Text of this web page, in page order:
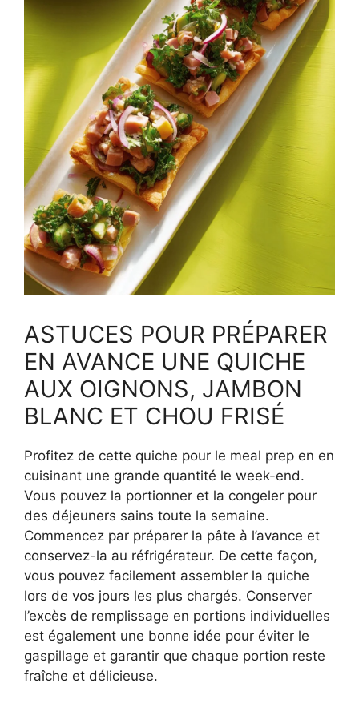
ASTUCES POUR PRÉPARER
EN AVANCE UNE QUICHE
AUX OIGNONS, JAMBON
BLANC ET CHOU FRISÉ
Profitez de cette quiche pour le meal prep en en
cuisinant une grande quantité le week-end.
Vous pouvez la portionner et la congeler pour
des déjeuners sains toute la semaine.
Commencez par préparer la pâte à l’avance et
conservez-la au réfrigérateur. De cette façon,
vous pouvez facilement assembler la quiche
lors de vos jours les plus chargés. Conserver
l’excès de remplissage en portions individuelles
est également une bonne idée pour éviter le
gaspillage et garantir que chaque portion reste
fraîche et délicieuse.